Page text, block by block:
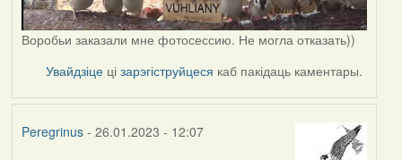
Воробьи заказали мне фотосессию. Не могла отказать))
Увайдзіце цізарэгіструйцеся каб пакідаць каментары.
Peregrinus- 26.01.2023 - 12:07